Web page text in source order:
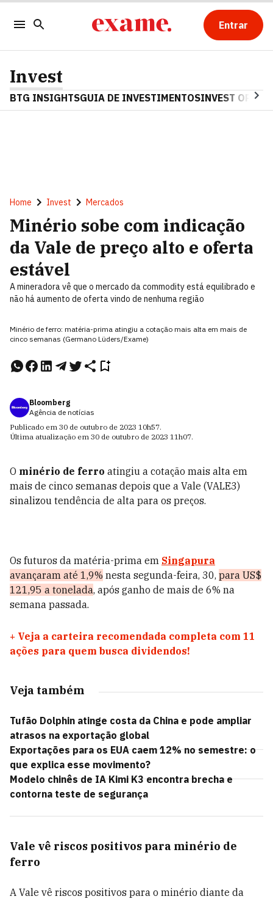
Entrar
Invest
BTG INSIGHTSGUIA DE INVESTIMENTOSINVEST OPINA
Home Invest Mercados
Minério sobe com indicação
da Vale de preço alto e oferta
estável
A mineradora vê que o mercado da commodity está equilibrado e
não há aumento de oferta vindo de nenhuma região
Minério de ferro: matéria-prima atingiu a cotação mais alta em mais de
cinco semanas (Germano Lüders/Exame)
Bloomberg
Agência de notícias
Publicado em 30 de outubro de 2023 10h57.
Última atualização em 30 de outubro de 2023 11h07.
O minério de ferro atingiu a cotação mais alta em
mais de cinco semanas depois que a Vale (VALE3)
sinalizou tendência de alta para os preços.
Os futuros da matéria-prima em Singapura
avançaram até 1,9% nesta segunda-feira, 30, para US$
121,95 a tonelada, após ganho de mais de 6% na
semana passada.
+ Veja a carteira recomendada completa com 11
ações para quem busca dividendos!
Veja também
Tufão Dolphin atinge costa da China e pode ampliar
atrasos na exportação global
Exportações para os EUA caem 12% no semestre: o
que explica esse movimento?
Modelo chinês de IA Kimi K3 encontra brecha e
contorna teste de segurança
Vale vê riscos positivos para minério de
ferro
A Vale vê riscos positivos para o minério diante da